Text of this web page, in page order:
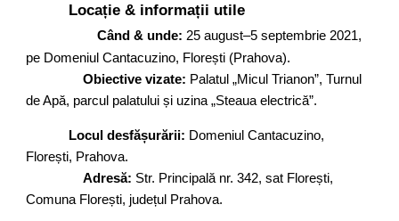
Locație & informații utile
Când & unde: 25 august–5 septembrie 2021,
pe Domeniul Cantacuzino, Florești (Prahova).
Obiective vizate: Palatul „Micul Trianon”, Turnul
de Apă, parcul palatului și uzina „Steaua electrică”.
Locul desfășurării: Domeniul Cantacuzino,
Florești, Prahova.
Adresă: Str. Principală nr. 342, sat Florești,
Comuna Florești, județul Prahova.